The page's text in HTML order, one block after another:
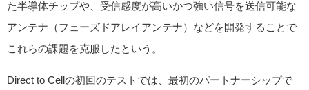
た半導体チップや、受信感度が高いかつ強い信号を送信可能な
アンテナ（フェーズドアレイアンテナ）などを開発することで
これらの課題を克服したという。
Direct to Cellの初回のテストでは、最初のパートナーシップで